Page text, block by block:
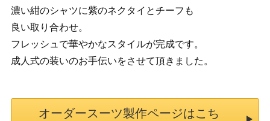
濃い紺のシャツに紫のネクタイとチーフも
良い取り合わせ。
フレッシュで華やかなスタイルが完成です。
成人式の装いのお手伝いをさせて頂きました。
オーダースーツ製作ページはこち